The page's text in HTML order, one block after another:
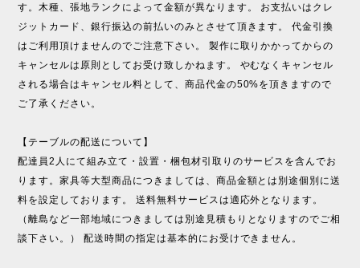
す。木種、張地ランクによって金額が異なります。 お支払いはクレ
ジットカード、銀行振込の前払いのみとさせて頂きます。 代金引換
はご利用頂けませんのでご注意下さい。 製作に取りかかってからの
キャンセルは原則としてお受け致しかねます。 やむなくキャンセル
される場合はキャンセル料として、商品代金の50%を頂きますので
ご了承ください。
【テーブルの配送について】
配達員2人にて組み立て・設置・梱包材引取りのサービスを含んでお
ります。家具等大型商品につきましては、商品金額とは別途個別に送
料を設定しております。 送料無料サービスは適応外となります。
（離島など一部地域につきましては別途見積もりとなりますのでご相
談下さい。） 配送時間の指定は基本的にお受けできません。